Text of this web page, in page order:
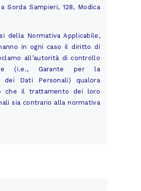
Sorda Sampieri, 128, Modica
della Normativa Applicabile,
in ogni caso il diritto di
all’autorità di controllo
(i.e., Garante per la
dei Dati Personali) qualora
che il trattamento dei loro
sia contrario alla normativa